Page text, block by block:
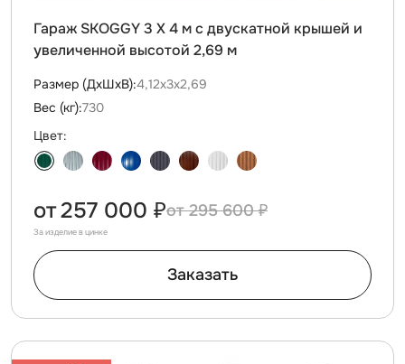
Гараж SKOGGY 3 Х 4 м с двускатной крышей и
увеличенной высотой 2,69 м
Размер (ДxШxВ):4,12х3х2,69
Вес (кг):730
Цвет:
295 600 ₽
от257 000 ₽
За изделие в цинке
Заказать